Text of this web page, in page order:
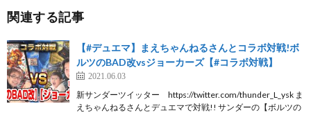
関連する記事
【#デュエマ】まえちゃんねるさんとコラボ対戦!ボ
ルツのBAD改vsジョーカーズ【#コラボ対戦】
2021.06.03
新サンダーツイッター https://twitter.com/thunder_L_ysk ま
えちゃんねるさんとデュエマで対戦!! サンダーの【ボルツの